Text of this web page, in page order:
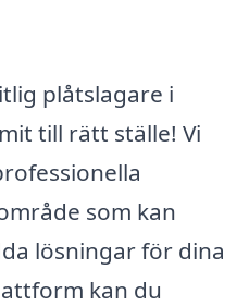
plåtslagare i
till rätt ställe! Vi
som kan
lösningar för dina
kan du